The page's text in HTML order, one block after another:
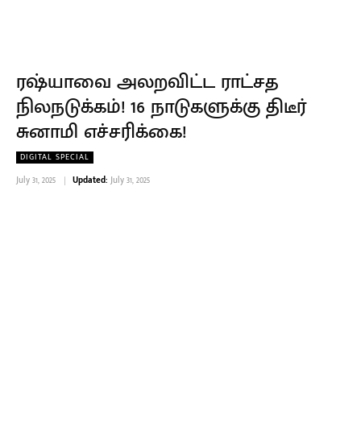
ரஷ்யாவை அலறவிட்ட ராட்சத
நிலநடுக்கம்! 16 நாடுகளுக்கு திடீர்
சுனாமி எச்சரிக்கை!
DIGITAL SPECIAL
July 31, 2025 Updated: July 31, 2025